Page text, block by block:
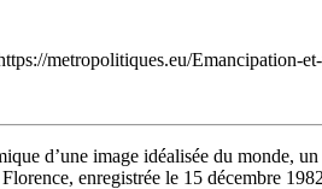
metropolitiques.eu/Emancipation-
d’une image idéalisée du monde,
enregistrée le 15 décembre